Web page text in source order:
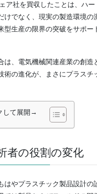
ア社を買収したことは、ハ
けでなく、現実の製造環境
型生産の限界の突破をサポ
は、電気機械関連産業の創
術の進化が、まさにプラス
して展開→
者の役割の変化
はやプラスチック製品設計